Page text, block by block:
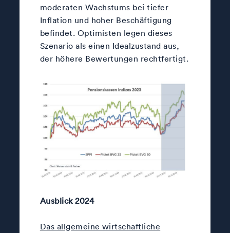
moderaten Wachstums bei tiefer
Inflation und hoher Beschäftigung
befindet. Optimisten legen dieses
Szenario als einen Idealzustand aus,
der höhere Bewertungen rechtfertigt.
Ausblick 2024
Das allgemeine wirtschaftliche